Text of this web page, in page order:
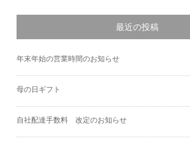
最近の投稿
年末年始の営業時間のお知らせ
母の日ギフト
自社配達手数料 改定のお知らせ